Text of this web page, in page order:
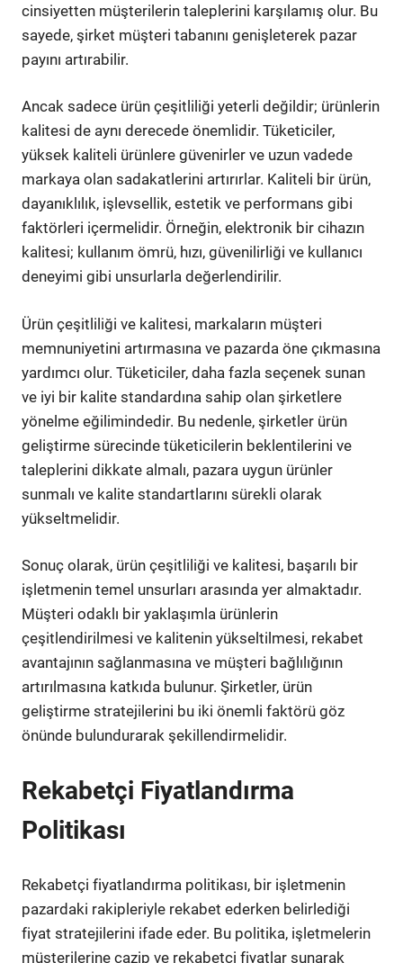
cinsiyetten müşterilerin taleplerini karşılamış olur. Bu
sayede, şirket müşteri tabanını genişleterek pazar
payını artırabilir.
Ancak sadece ürün çeşitliliği yeterli değildir; ürünlerin
kalitesi de aynı derecede önemlidir. Tüketiciler,
yüksek kaliteli ürünlere güvenirler ve uzun vadede
markaya olan sadakatlerini artırırlar. Kaliteli bir ürün,
dayanıklılık, işlevsellik, estetik ve performans gibi
faktörleri içermelidir. Örneğin, elektronik bir cihazın
kalitesi; kullanım ömrü, hızı, güvenilirliği ve kullanıcı
deneyimi gibi unsurlarla değerlendirilir.
Ürün çeşitliliği ve kalitesi, markaların müşteri
memnuniyetini artırmasına ve pazarda öne çıkmasına
yardımcı olur. Tüketiciler, daha fazla seçenek sunan
ve iyi bir kalite standardına sahip olan şirketlere
yönelme eğilimindedir. Bu nedenle, şirketler ürün
geliştirme sürecinde tüketicilerin beklentilerini ve
taleplerini dikkate almalı, pazara uygun ürünler
sunmalı ve kalite standartlarını sürekli olarak
yükseltmelidir.
Sonuç olarak, ürün çeşitliliği ve kalitesi, başarılı bir
işletmenin temel unsurları arasında yer almaktadır.
Müşteri odaklı bir yaklaşımla ürünlerin
çeşitlendirilmesi ve kalitenin yükseltilmesi, rekabet
avantajının sağlanmasına ve müşteri bağlılığının
artırılmasına katkıda bulunur. Şirketler, ürün
geliştirme stratejilerini bu iki önemli faktörü göz
önünde bulundurarak şekillendirmelidir.
Rekabetçi Fiyatlandırma
Politikası
Rekabetçi fiyatlandırma politikası, bir işletmenin
pazardaki rakipleriyle rekabet ederken belirlediği
fiyat stratejilerini ifade eder. Bu politika, işletmelerin
müşterilerine cazip ve rekabetçi fiyatlar sunarak